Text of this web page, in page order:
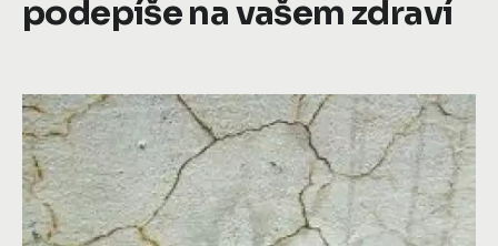
podepíše na vašem zdraví